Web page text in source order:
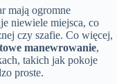
mają ogromne
niewiele miejsca, co
czy szafie. Co więcej,
manewrowanie,
takich jak pokoje
proste.